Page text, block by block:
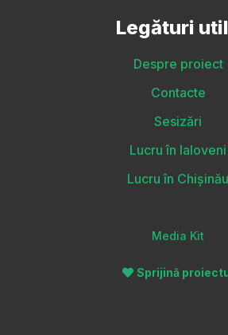
Legături
Despre proiect
Contacte
Sesizări
Lucru în Ialoveni
Lucru în Chișinău
Media Kit
Sprijină